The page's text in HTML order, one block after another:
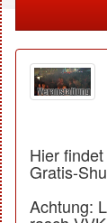
Hier
Gratis-
Achtung: